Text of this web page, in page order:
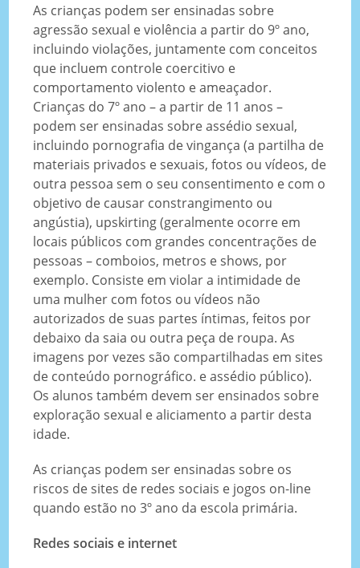
As crianças podem ser ensinadas sobre
agressão sexual e violência a partir do 9º ano,
incluindo violações, juntamente com conceitos
que incluem controle coercitivo e
comportamento violento e ameaçador.
Crianças do 7º ano – a partir de 11 anos –
podem ser ensinadas sobre assédio sexual,
incluindo pornografia de vingança (a partilha de
materiais privados e sexuais, fotos ou vídeos, de
outra pessoa sem o seu consentimento e com o
objetivo de causar constrangimento ou
angústia), upskirting (geralmente ocorre em
locais públicos com grandes concentrações de
pessoas – comboios, metros e shows, por
exemplo. Consiste em violar a intimidade de
uma mulher com fotos ou vídeos não
autorizados de suas partes íntimas, feitos por
debaixo da saia ou outra peça de roupa. As
imagens por vezes são compartilhadas em sites
de conteúdo pornográfico. e assédio público).
Os alunos também devem ser ensinados sobre
exploração sexual e aliciamento a partir desta
idade.
As crianças podem ser ensinadas sobre os
riscos de sites de redes sociais e jogos on-line
quando estão no 3º ano da escola primária.
Redes sociais e internet